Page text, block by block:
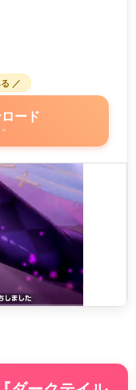
／
ード